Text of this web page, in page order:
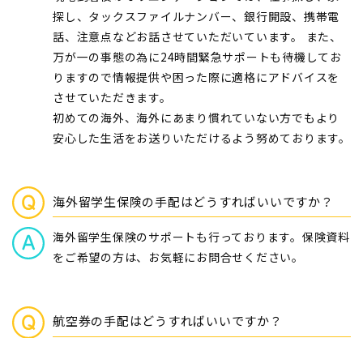
探し、タックスファイルナンバー、銀行開設、携帯電
話、注意点などお話させていただいています。 また、
万が一の事態の為に24時間緊急サポートも待機してお
りますので情報提供や困った際に適格にアドバイスを
させていただきます。
初めての海外、海外にあまり慣れていない方でもより
安心した生活をお送りいただけるよう努めております。
海外留学生保険の手配はどうすればいいですか？
海外留学生保険のサポートも行っております。保険資料
をご希望の方は、お気軽にお問合せください。
航空券の手配はどうすればいいですか？